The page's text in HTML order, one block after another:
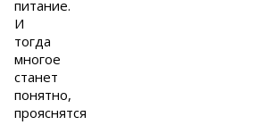
питание.
И
тогда
многое
станет
понятно,
прояснятся